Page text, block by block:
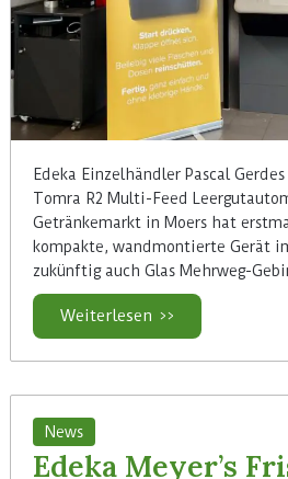
Edeka Einzelhändler Pascal
Tomra R2 Multi-Feed
Getränkemarkt in Moers hat
kompakte, wandmontierte Gerät
zukünftig auch Glas Mehrweg-
Weiterlesen >>
News
Edeka Meyer’s